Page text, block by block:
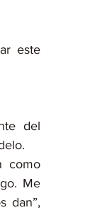
este
del
como
Me
dan”,